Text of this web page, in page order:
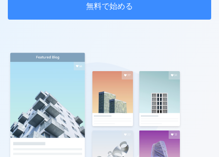
無料で始める